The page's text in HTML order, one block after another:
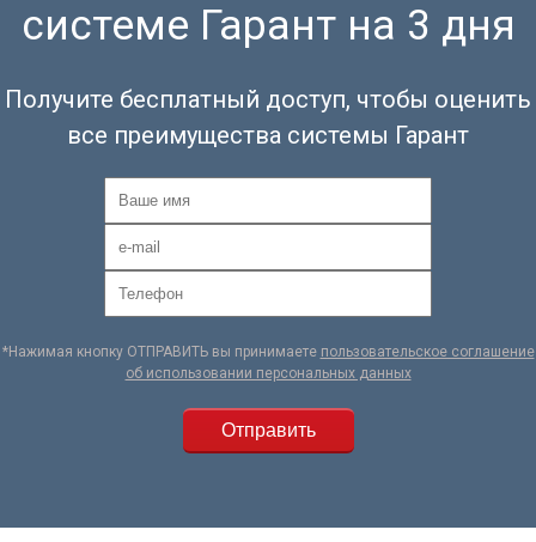
системе Гарант на 3 дня
Получите бесплатный доступ, чтобы оценить
все преимущества системы Гарант
*Нажимая кнопку ОТПРАВИТЬ вы принимаете пользовательское соглашение
об использовании персональных данных